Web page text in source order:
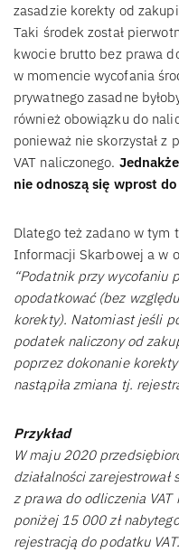
zasadzie korekty od
Taki środek został
kwocie brutto bez prawa
w momencie wycofania
prywatnego zasadne
również obowiązku do
ponieważ nie skorzystał
VAT naliczonego.
nie odnoszą się wprost
Dlatego też zadano w tym
Informacji Skarbowej a w
“Podatnik przy wycofaniu
opodatkować (bez
korekty). Natomiast jeśli
podatek naliczony od
poprzez dokonanie
nastąpiła zmiana tj.
Przykład
W maju 2020
działalności zarejestrował
z prawa do odliczenia VAT
poniżej 15 000 zł
rejestracją do podatku